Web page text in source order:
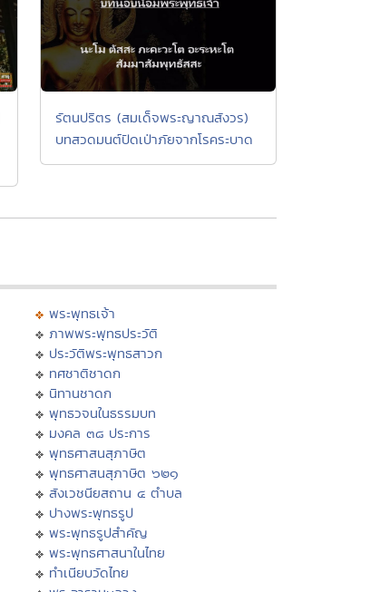
รัตนปริตร (สมเด็จพระญาณสังวร)
บทสวดมนต์ปัดเป่าภัยจากโรคระบาด
พระพุทธเจ้า
ภาพพระพุทธประวัติ
ประวัติพระพุทธสาวก
ทศชาติชาดก
นิทานชาดก
พุทธวจนในธรรมบท
มงคล ๓๘ ประการ
พุทธศาสนสุภาษิต
พุทธศาสนสุภาษิต ๖๒๑
สังเวชนียสถาน ๔ ตำบล
ปางพระพุทธรูป
พระพุทธรูปสำคัญ
พระพุทธศาสนาในไทย
ทำเนียบวัดไทย